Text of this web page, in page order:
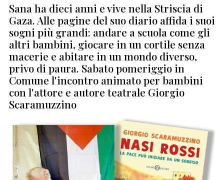
Sana ha dieci anni e vive nella Striscia di
Gaza. Alle pagine del suo diario affida i suoi
sogni più grandi: andare a scuola come gli
altri bambini, giocare in un cortile senza
macerie e abitare in un mondo diverso,
privo di paura. Sabato pomeriggio in
Comune l'incontro animato per bambini
con l'attore e autore teatrale Giorgio
Scaramuzzino